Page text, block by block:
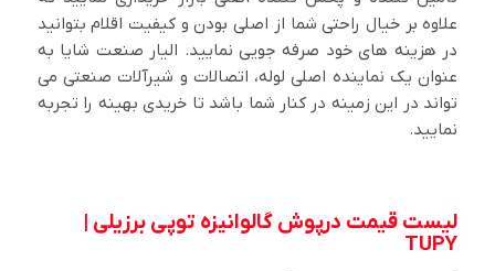
علاوه بر خیال راحتی شما از اصلی بودن و کیفیت اقلام بتوانید
در هزینه های خود صرفه جویی نمایید. الیار صنعت شایا به
عنوان یک نماینده اصلی لوله، اتصالات و شیرآلات صنعتی می
تواند در این زمینه در کنار شما باشد تا خریدی بهینه را تجربه
نمایید.
لیست قیمت درپوش گالوانیزه توپی برزیلی |
TUPY